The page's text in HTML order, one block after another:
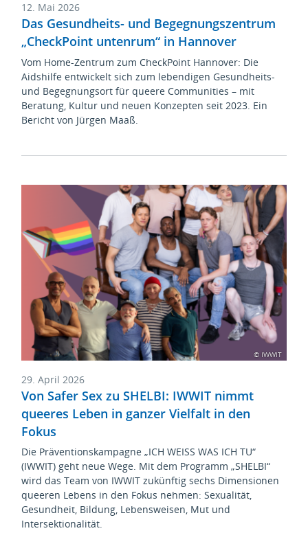
12. Mai 2026
Das Gesundheits- und Begegnungszentrum
„CheckPoint untenrum“ in Hannover
Vom Home-Zentrum zum CheckPoint Hannover: Die
Aidshilfe entwickelt sich zum lebendigen Gesundheits-
und Begegnungsort für queere Communities – mit
Beratung, Kultur und neuen Konzepten seit 2023. Ein
Bericht von Jürgen Maaß.
© IWWIT
29. April 2026
Von Safer Sex zu SHELBI: IWWIT nimmt
queeres Leben in ganzer Vielfalt in den
Fokus
Die Präventionskampagne „ICH WEISS WAS ICH TU“
(IWWIT) geht neue Wege. Mit dem Programm „SHELBI“
wird das Team von IWWIT zukünftig sechs Dimensionen
queeren Lebens in den Fokus nehmen: Sexualität,
Gesundheit, Bildung, Lebensweisen, Mut und
Intersektionalität.